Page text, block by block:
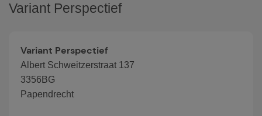
Variant Perspectief
Variant Perspectief
Albert Schweitzerstraat 137
3356BG
Papendrecht